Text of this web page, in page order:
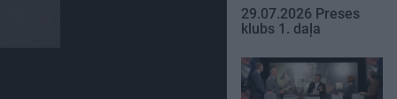
29.07.2026 Preses
klubs 1. daļa